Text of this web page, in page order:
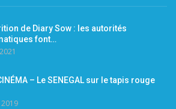
de Diary Sow : les autorités
font…
– Le SENEGAL sur le tapis rouge